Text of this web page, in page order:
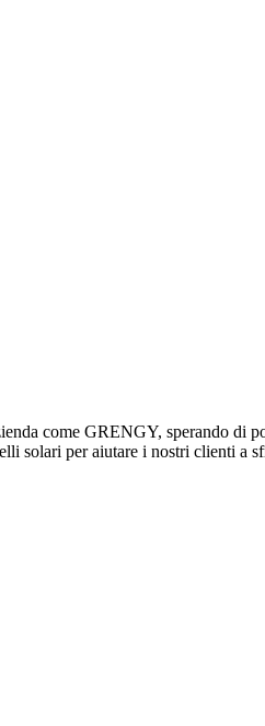
come GRENGY, sperando di
solari per aiutare i nostri clienti a